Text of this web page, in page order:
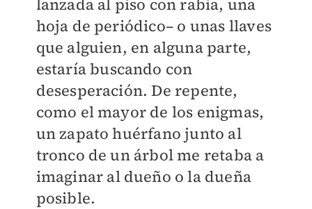
lanzada al piso con rabia, una
hoja de periódico– o unas llaves
que alguien, en alguna parte,
estaría buscando con
desesperación. De repente,
como el mayor de los enigmas,
un zapato huérfano junto al
tronco de un árbol me retaba a
imaginar al dueño o la dueña
posible.